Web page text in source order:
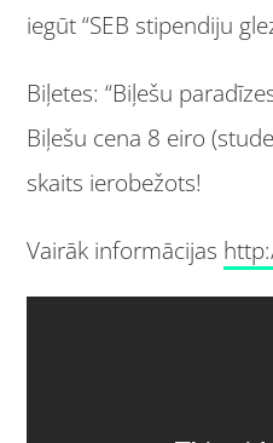
iegūt “SEB stipendiju
Biļetes: “Biļešu
Biļešu cena 8 eiro
skaits ierobežots!
Vairāk informācijas